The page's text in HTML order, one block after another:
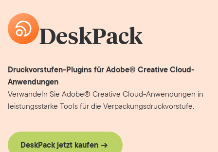
DeskPack
Druckvorstufen-Plugins für Adobe® Creative Cloud-
Anwendungen
Verwandeln Sie Adobe® Creative Cloud-Anwendungen in
leistungsstarke Tools für die Verpackungsdruckvorstufe.
DeskPack jetzt kaufen